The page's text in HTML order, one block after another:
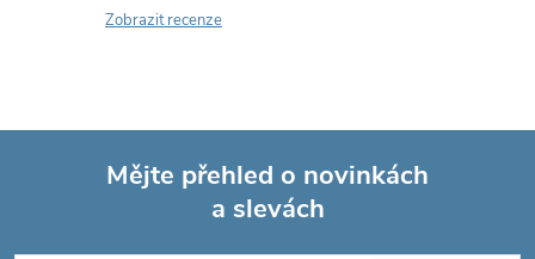
Zobrazit recenze
Mějte přehled o novinkách
a slevách